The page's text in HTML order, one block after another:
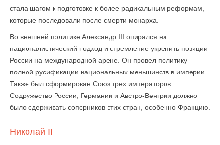
стала шагом к подготовке к более радикальным реформам,
которые последовали после смерти монарха.
Во внешней политике Александр III опирался на
националистический подход и стремление укрепить позиции
России на международной арене. Он провел политику
полной русификации национальных меньшинств в империи.
Также был сформирован Союз трех императоров.
Содружество России, Германии и Австро-Венгрии должно
было сдерживать соперников этих стран, особенно Францию.
Николай II